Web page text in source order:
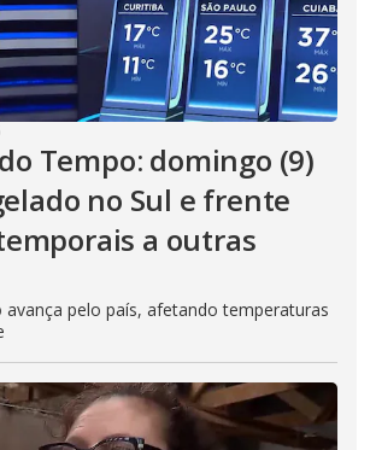
Tempo: domingo (9)
no Sul e frente
a outras
avança pelo país, afetando temperaturas